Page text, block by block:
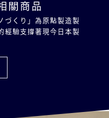
關商品
づくり」為原點製造製
經驗支撐著現今日本製